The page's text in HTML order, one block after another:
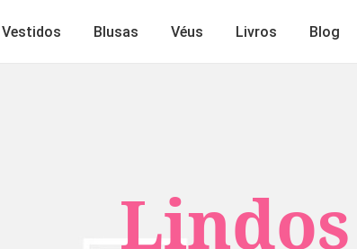
Vestidos Blusas Véus Livros Blog